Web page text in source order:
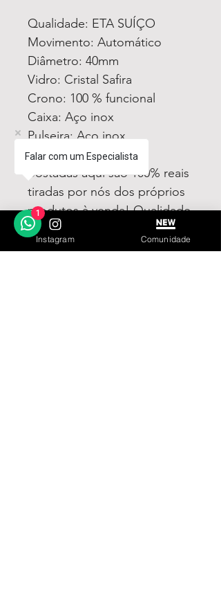
Qualidade: ETA SUÍÇO
Movimento: Automático
Diâmetro: 40mm
Vidro: Cristal Safira
Crono: 100 % funcional
Caixa: Aço inox
Pulseira: Aço inox
Todas fotos e vídeos
postadas aqui são 100% reais
tiradas por nós dos próprios
produtos à venda! Qualidade
garantida ou devolução por
nossa conta!
Instagram Comunidade
Falar com um Especialista
1